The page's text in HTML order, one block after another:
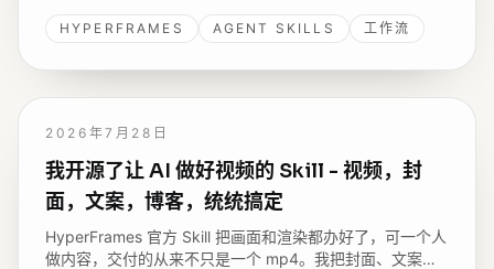
改为 30fps，带来的变化远大于另外两个参数。
HYPERFRAMES AGENT SKILLS 工作流
2026年7月28日
我开源了让 AI 做好视频的 Skill - 视频，封
面，文案，博客，统统搞定
HyperFrames 官方 Skill 把画面和渲染都办好了，可一个人
做内容，交付的从来不只是一个 mp4。我把封面、文案、